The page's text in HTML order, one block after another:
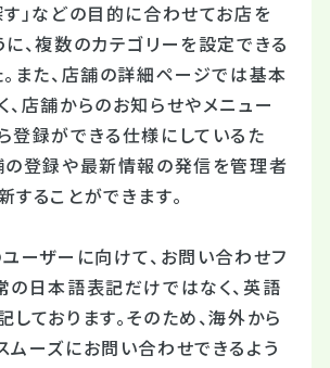
す」などの目的に合わせてお店を
、複数のカテゴリーを設定できる
。また、店舗の詳細ページでは基本
、店舗からのお知らせやメニュー
登録ができる仕様にしているた
の登録や最新情報の発信を管理者
ることができます。
ユーザーに向けて、お問い合わせフ
の日本語表記だけではなく、英語
ております。そのため、海外から
ムーズにお問い合わせできるよう